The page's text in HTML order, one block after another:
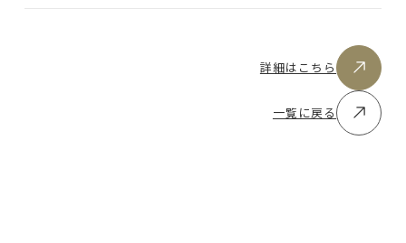
詳細はこちら
一覧に戻る